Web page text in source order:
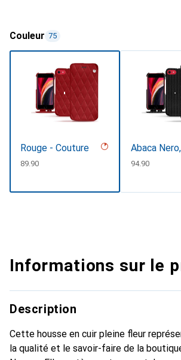
Couleur 75
Rouge - Couture
CHF
89.90
Abaca
CHF
94.90
Informations sur le
Description
Cette housse en cuir pleine fleur
la qualité et le savoir-faire de la